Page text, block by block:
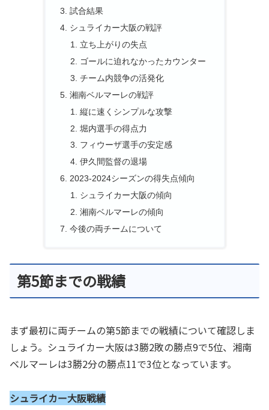
試合結果
シュライカー大阪の戦評
立ち上がりの失点
ゴールに迫れなかったカウンター
チーム内競争の活発化
湘南ベルマーレの戦評
縦に速くシンプルな攻撃
堀内選手の得点力
フィウーザ選手の安定感
伊久間監督の退場
2023-2024シーズンの得失点傾向
シュライカー大阪の傾向
湘南ベルマーレの傾向
今後の両チームについて
第5節までの戦績
まず最初に両チームの第5節までの戦績について確認しま
しょう。シュライカー大阪は3勝2敗の勝点9で5位、湘南
ベルマーレは3勝2分の勝点11で3位となっています。
シュライカー大阪戦績